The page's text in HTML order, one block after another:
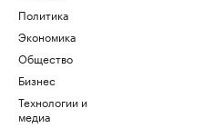
Политика
Экономика
Общество
Бизнес
Технологии и
медиа